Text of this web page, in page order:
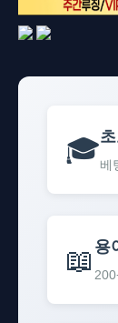
🎓베
📖 용